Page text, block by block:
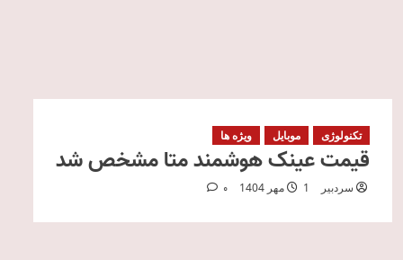
تکنولوژی موبایل ویژه ها
قیمت عینک هوشمند متا مشخص شد
سردبیر 1 مهر 1404 0